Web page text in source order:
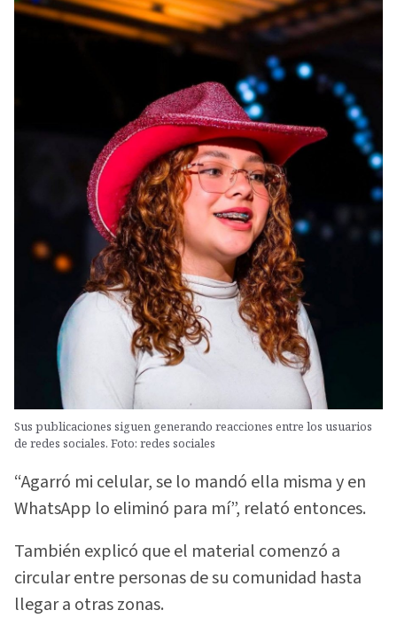
Sus publicaciones siguen generando reacciones entre los usuarios
de redes sociales. Foto: redes sociales
“Agarró mi celular, se lo mandó ella misma y en
WhatsApp lo eliminó para mí”, relató entonces.
También explicó que el material comenzó a
circular entre personas de su comunidad hasta
llegar a otras zonas.